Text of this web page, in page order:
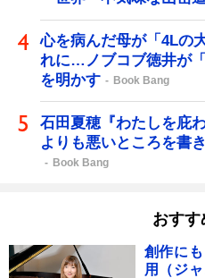
心を病んだ母が「4Lの
れに…ノブコブ徳井が
を明かす
Book Bang
石田夏穂『わたしを庇
よりも悪いところを書
Book Bang
おすす
創作に
用（ジ